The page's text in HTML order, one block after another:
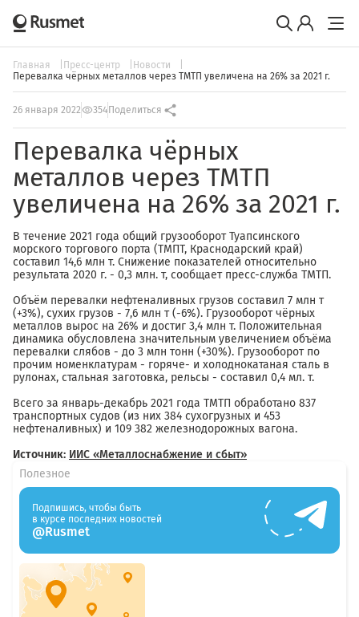
Главная Пресс-центр
Новости
Перевалка чёрных металлов через ТМТП увеличена на 26% за 2021 г.
26 января 2022 354 Поделиться
Перевалка чёрных
металлов через ТМТП
увеличена на 26% за 2021 г.
В течение 2021 года общий грузооборот Туапсинского
морского торгового порта (ТМПТ, Краснодарский край)
составил 14,6 млн т. Снижение показателей относительно
результата 2020 г. - 0,3 млн. т, сообщает пресс-служба ТМТП.
Объём перевалки нефтеналивных грузов составил 7 млн т
(+3%), сухих грузов - 7,6 млн т (-6%). Грузооборот чёрных
металлов вырос на 26% и достиг 3,4 млн т. Положительная
динамика обусловлена значительным увеличением объёма
перевалки слябов - до 3 млн тонн (+30%). Грузооборот по
прочим номенклатурам - горяче- и холоднокатаная сталь в
рулонах, стальная заготовка, рельсы - составил 0,4 мл. т.
Всего за январь-декабрь 2021 года ТМТП обработано 837
транспортных судов (из них 384 сухогрузных и 453
нефтеналивных) и 109 382 железнодорожных вагона.
Источник: ИИС «Металлоснабжение и сбыт»
Полезное
Подпишись, чтобы быть
в курсе последних новостей
@Rusmet